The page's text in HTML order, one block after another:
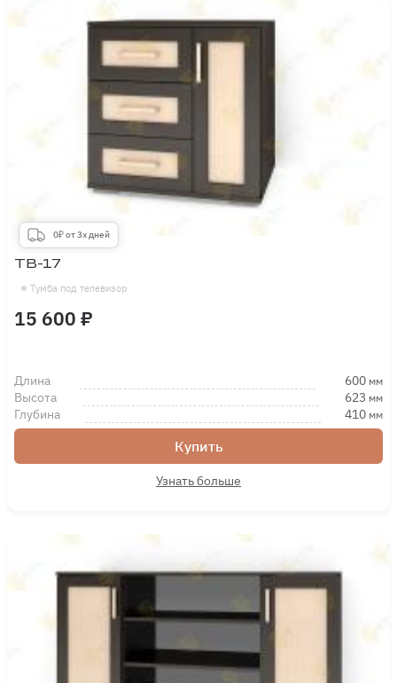
0₽ от 3х дней
Тумба под телевизор
ТВ-17
15 600 ₽
Длина 600 мм
Высота 623 мм
Глубина 410 мм
Купить
Узнать больше